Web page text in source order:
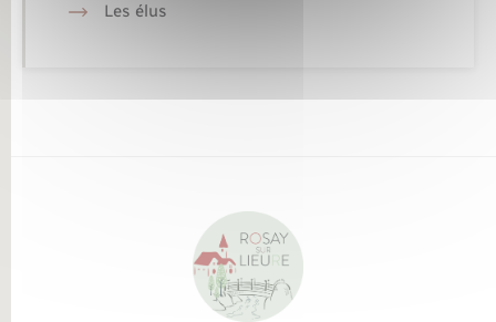
Les élus